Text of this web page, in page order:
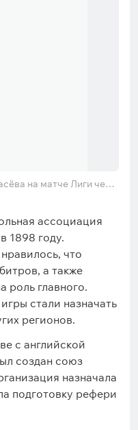
на матче Лиги чемп
ассоциация
1898 году.
что
а также
роль главного.
стали назначать
регионов.
с английской
создан союз
назначала
подготовку рефери